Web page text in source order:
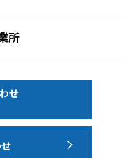
の眺望・階数指定等
ります。
原則としてホテルは
出発前にお渡しす
所
せ